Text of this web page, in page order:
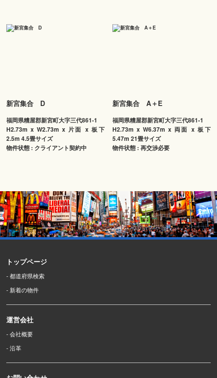
新宮集合 D
福岡県糟屋郡新宮町大字三代861-1
H2.73m x W2.73m x 片面 x 板下
2.5m 4.5畳サイズ
物件状態 : クライアント契約中
新宮集合 A＋E
福岡県糟屋郡新宮町大字三代861-1
H2.73m x W6.37m x 両面 x 板下
5.47m 21畳サイズ
物件状態 : 再交渉必要
トップページ
- 都道府県検索
- 新着の物件
運営会社
- 会社概要
- 沿革